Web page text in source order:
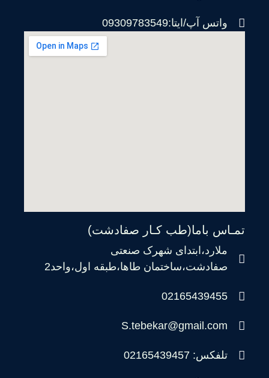
واتس آپ/ایتا:09309783549
تمـاس باما(طب کـار صفادشت)
ملارد،ابتدای شهرک صنعتی
صفادشت،ساختمان طاها،طبقه اول،واحد2
02165439455
S.tebekar@gmail.com
تلفکس: 02165439457